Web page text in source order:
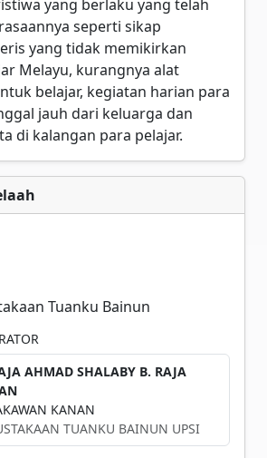
yang berlaku yang telah
seperti sikap
yang tidak memikirkan
Melayu, kurangnya alat
belajar, kegiatan harian para
jauh dari keluarga dan
di kalangan para pelajar.
Tuanku Bainun
AHMAD SHALABY B. RAJA
KANAN
TUANKU BAINUN UPSI